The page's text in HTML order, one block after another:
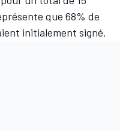
que 68% de
initialement signé.